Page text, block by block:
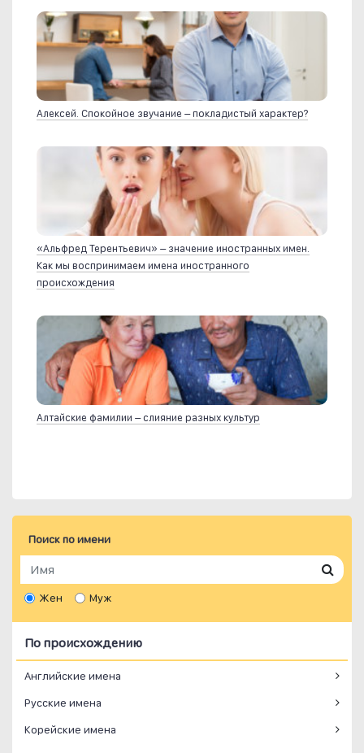
Алексей. Спокойное звучание – покладистый характер?
«Альфред Терентьевич» – значение иностранных имен.
Как мы воспринимаем имена иностранного
происхождения
Алтайские фамилии – слияние разных культур
Поиск по имени
Жен Муж
По происхождению
Английские имена
Русские имена
Корейские имена